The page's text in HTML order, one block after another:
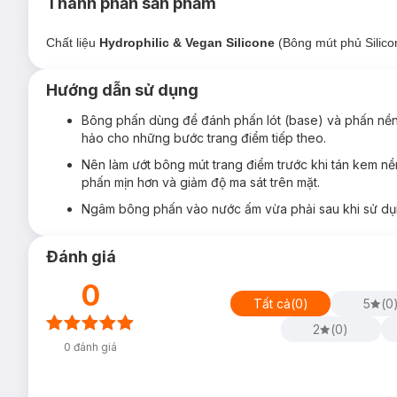
Công nghệ X2 BOUNCY kết cấu đàn hồi mềm mại để
phủ, cố định nền…
đến hiệu ứng nền HD, thao tác dậm nhẹ nhàng êm
tone Hồng cute dễ thương, mỗi hộp có dây treo tiện lợi
ngậm nước )
Mặt nhọn: Có khả năng len lỏi vào những vùng da có
nhỏ trên da.
Chất liệu Hydrophilic & Vegan Silicone (Bông mút phủ
Hướng dẫn sử dụng
Bông phấn dùng để đánh phấn lót (base) và phấn
hảo cho những bước trang điểm tiếp theo.
Nên làm ướt bông mút trang điểm trước khi tán kem
phấn mịn hơn và giảm độ ma sát trên mặt.
Ngâm bông phấn vào nước ấm vừa phải sau khi sử
Đánh giá
0
0 đánh giá
Tất cả(0) 5 (0)
2
(0)